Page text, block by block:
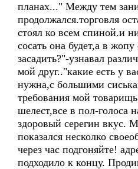
планах..." Между тем
продолжался.торговля
стоял ко всем спиной.и
сосать она будет,а в жопу
засадить?"-узнавал
мой друг.."какие есть у
нужна,с большими
требования мой
шелест,все в пол-голоса
здоровый серегин вкус.
показался несколко
через час подгоняйте!
подходило к концу.